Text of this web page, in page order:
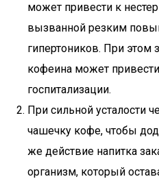
может привести к
вызванной резким
гипертоников. При этом
кофеина может
госпитализации.
При сильной усталости
чашечку кофе, чтобы
же действие напитка
организм, который